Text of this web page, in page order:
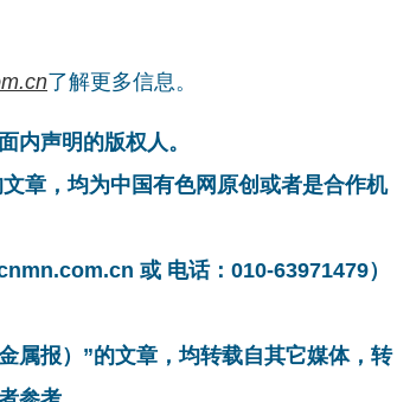
了解更多信息。
内声明的版权人。
章，均为中国有色网原创或者是合作机
或 电话：010-63971479）
属报）”的文章，均转载自其它媒体，转